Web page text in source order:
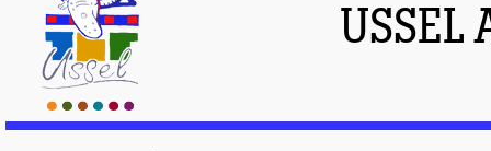
USSEL